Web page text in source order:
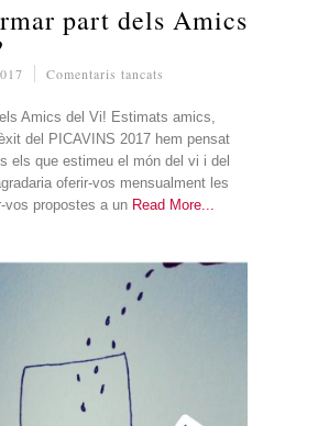
part dels Amics
Comentaris tancats
formar
part
dels
Amics
del
Amics del Vi! Estimats amics,
del PICAVINS 2017 hem pensat
els que estimeu el món del vi i del
oferir-vos mensualment les
vos propostes a un Read More